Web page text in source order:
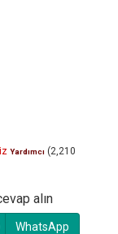
Yardımcı (2,210
alın
WhatsApp